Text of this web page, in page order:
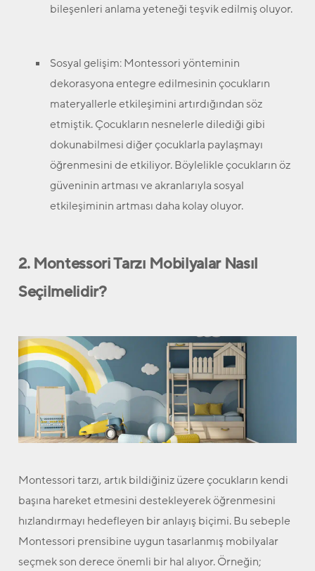
bileşenleri anlama yeteneği teşvik edilmiş oluyor.
Sosyal gelişim:Montessori yönteminin
dekorasyona entegre edilmesinin çocukların
materyallerle etkileşimini artırdığından söz
etmiştik. Çocukların nesnelerle dilediği gibi
dokunabilmesi diğer çocuklarla paylaşmayı
öğrenmesini de etkiliyor. Böylelikle çocukların öz
güveninin artması ve akranlarıyla sosyal
etkileşiminin artması daha kolay oluyor.
2. Montessori Tarzı Mobilyalar Nasıl
Seçilmelidir?
Montessori tarzı, artık bildiğiniz üzere çocukların kendi
başına hareket etmesini destekleyerek öğrenmesini
hızlandırmayı hedefleyen bir anlayış biçimi. Bu sebeple
Montessori prensibine uygun tasarlanmış mobilyalar
seçmek son derece önemli bir hal alıyor. Örneğin;